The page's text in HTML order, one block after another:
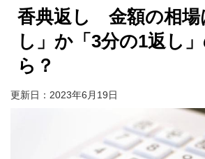
香典返し 金額の相場
し」か「3分の1返し
ら？
更新日： 2023年6月19日